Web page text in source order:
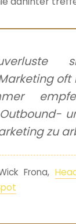
oft
zu
Frona,